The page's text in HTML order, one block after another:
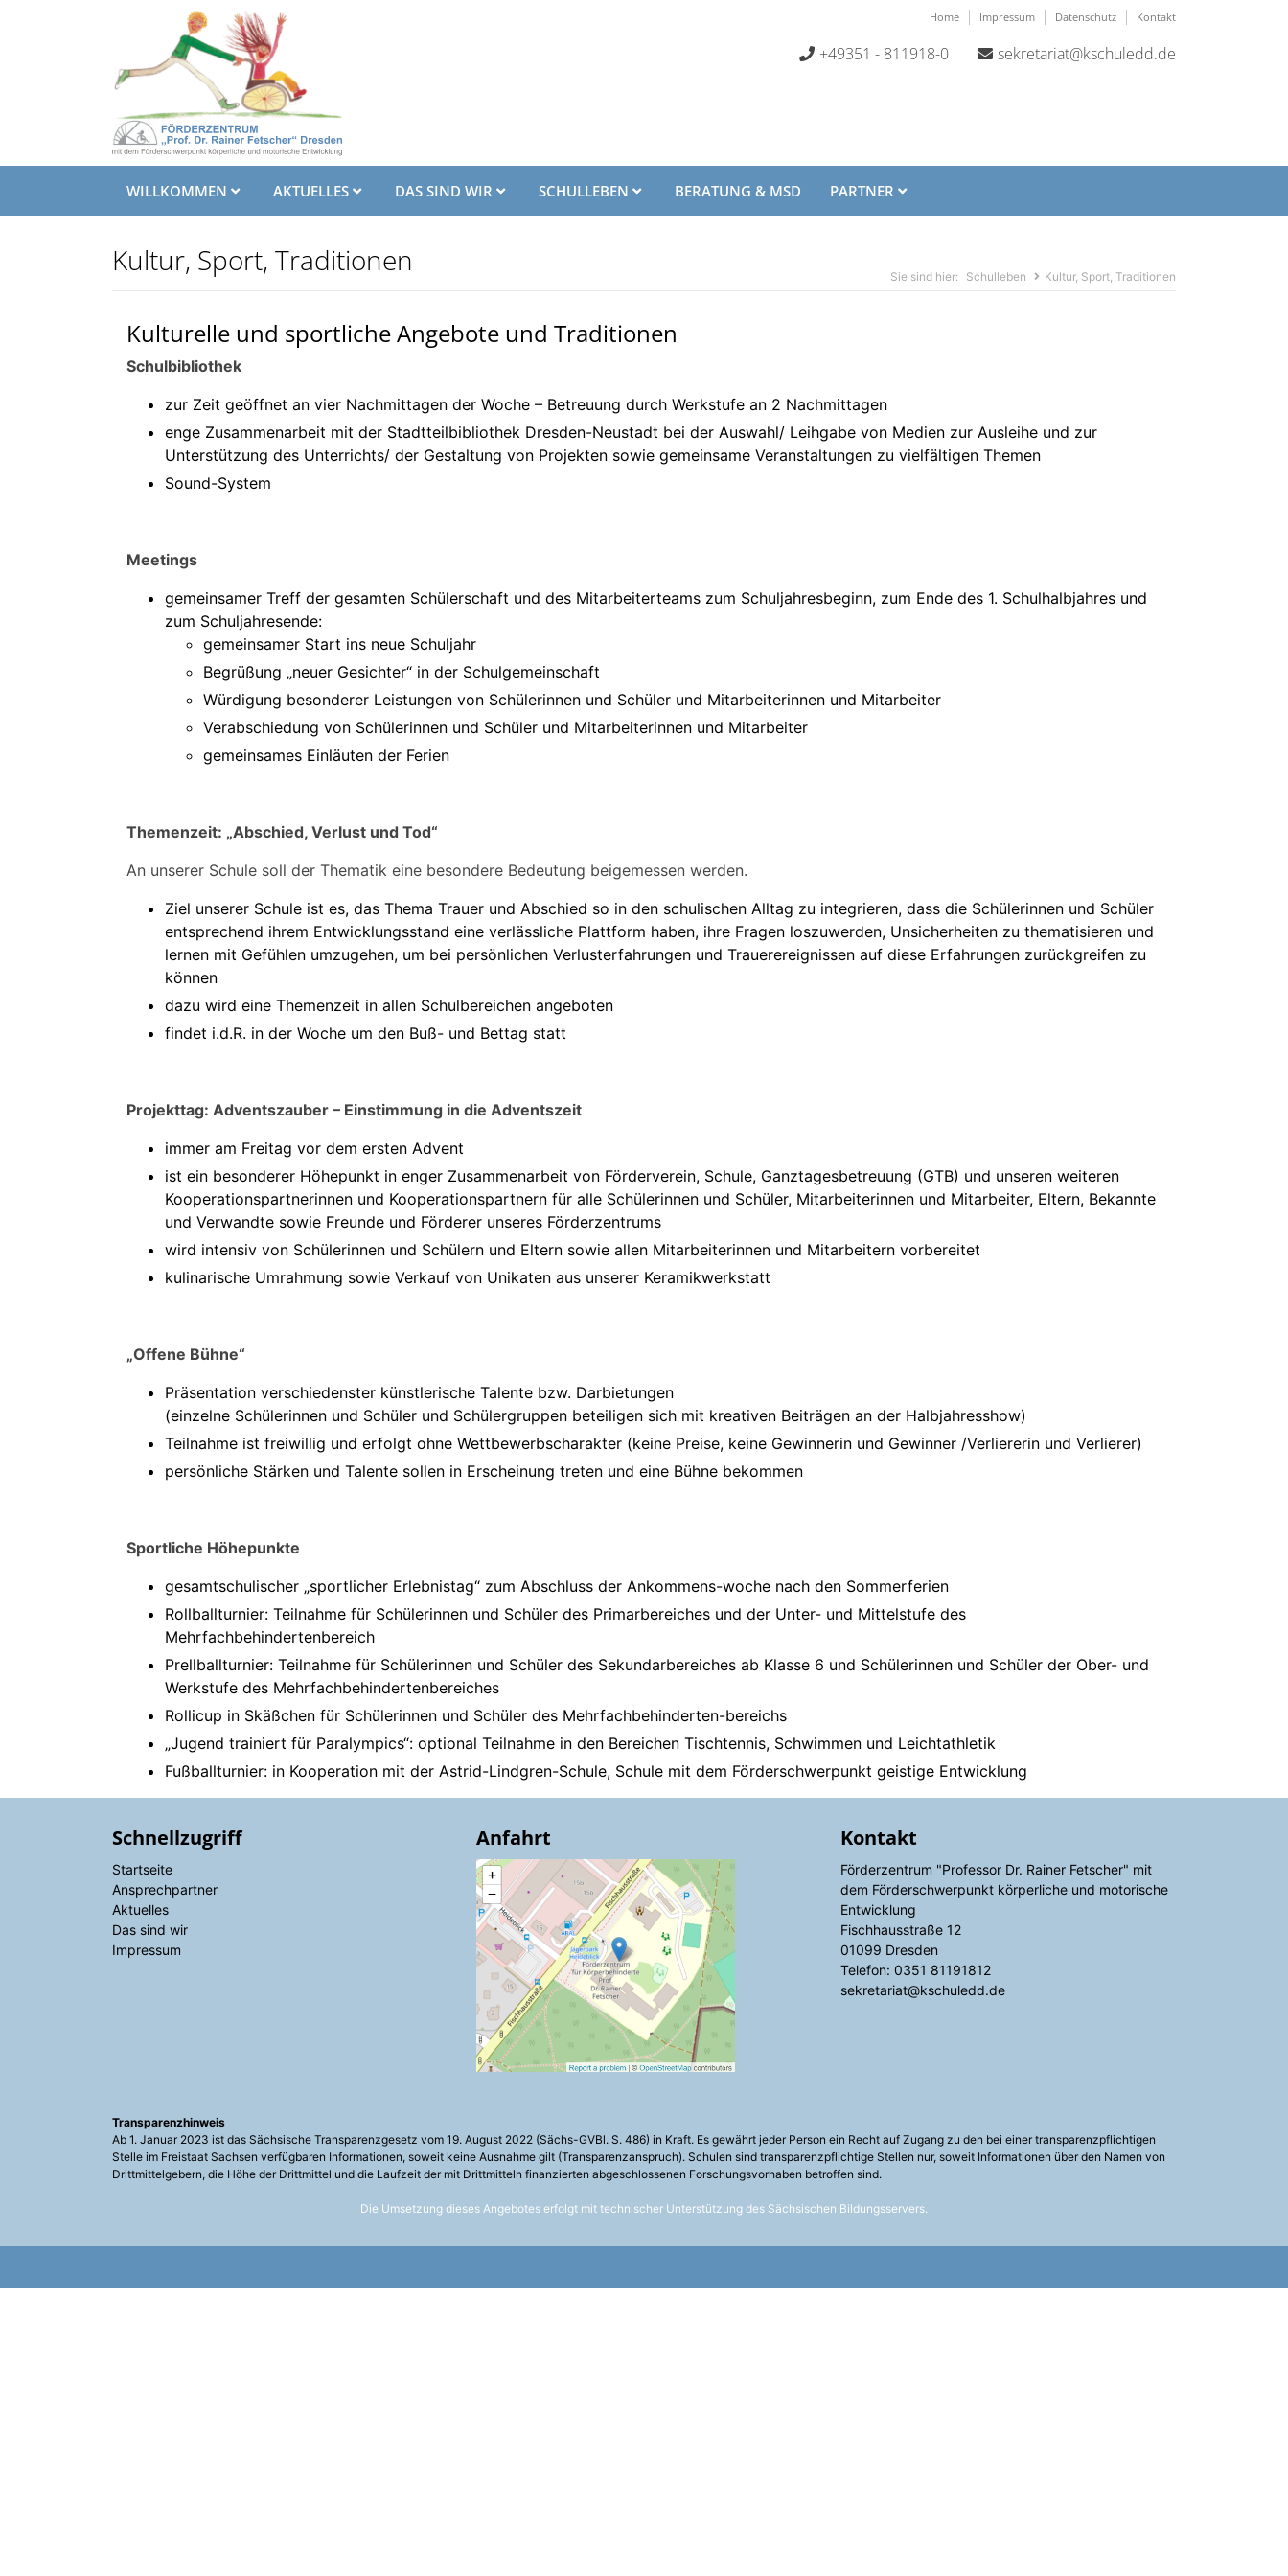
Home Impressum Datenschutz Kontakt
+49351 - 811918-0 sekretariat@kschuledd.de
WILLKOMMEN AKTUELLES DAS SIND WIR SCHULLEBEN BERATUNG & MSD PARTNER
Kultur, Sport, Traditionen Schulleben Kultur, Sport, Traditionen
Kulturelle und sportliche Angebote und Traditionen
Schulbibliothek
zur Zeit geöffnet an vier Nachmittagen der Woche – Betreuung durch Werkstufe an 2 Nachmittagen
enge Zusammenarbeit mit der Stadtteilbibliothek Dresden-Neustadt bei der Auswahl/ Leihgabe von Medien zur Ausleihe und zur
Unterstützung des Unterrichts/ der Gestaltung von Projekten sowie gemeinsame Veranstaltungen zu vielfältigen Themen
Sound-System
Meetings
gemeinsamer Treff der gesamten Schülerschaft und des Mitarbeiterteams zum Schuljahresbeginn, zum Ende des 1. Schulhalbjahres und
zum Schuljahresende:
gemeinsamer Start ins neue Schuljahr
Begrüßung „neuer Gesichter“ in der Schulgemeinschaft
Würdigung besonderer Leistungen von Schülerinnen und Schüler und Mitarbeiterinnen und Mitarbeiter
Verabschiedung von Schülerinnen und Schüler und Mitarbeiterinnen und Mitarbeiter
gemeinsames Einläuten der Ferien
Themenzeit: „Abschied, Verlust und Tod“
An unserer Schule soll der Thematik eine besondere Bedeutung beigemessen werden.
Ziel unserer Schule ist es, das Thema Trauer und Abschied so in den schulischen Alltag zu integrieren, dass die Schülerinnen und Schüler
entsprechend ihrem Entwicklungsstand eine verlässliche Plattform haben, ihre Fragen loszuwerden, Unsicherheiten zu thematisieren und
lernen mit Gefühlen umzugehen, um bei persönlichen Verlusterfahrungen und Trauerereignissen auf diese Erfahrungen zurückgreifen zu
können
dazu wird eine Themenzeit in allen Schulbereichen angeboten
findet i.d.R. in der Woche um den Buß- und Bettag statt
Projekttag: Adventszauber – Einstimmung in die Adventszeit
immer am Freitag vor dem ersten Advent
ist ein besonderer Höhepunkt in enger Zusammenarbeit von Förderverein, Schule, Ganztagesbetreuung (GTB) und unseren weiteren
Kooperationspartnerinnen und Kooperationspartnern für alle Schülerinnen und Schüler, Mitarbeiterinnen und Mitarbeiter, Eltern, Bekannte
und Verwandte sowie Freunde und Förderer unseres Förderzentrums
wird intensiv von Schülerinnen und Schülern und Eltern sowie allen Mitarbeiterinnen und Mitarbeitern vorbereitet
kulinarische Umrahmung sowie Verkauf von Unikaten aus unserer Keramikwerkstatt
„Offene Bühne“
Präsentation verschiedenster künstlerische Talente bzw. Darbietungen
(einzelne Schülerinnen und Schüler und Schülergruppen beteiligen sich mit kreativen Beiträgen an der Halbjahresshow)
Teilnahme ist freiwillig und erfolgt ohne Wettbewerbscharakter (keine Preise, keine Gewinnerin und Gewinner /Verliererin und Verlierer)
persönliche Stärken und Talente sollen in Erscheinung treten und eine Bühne bekommen
Sportliche Höhepunkte
gesamtschulischer „sportlicher Erlebnistag“ zum Abschluss der Ankommens-woche nach den Sommerferien
Rollballturnier: Teilnahme für Schülerinnen und Schüler des Primarbereiches und der Unter- und Mittelstufe des
Mehrfachbehindertenbereich
Prellballturnier: Teilnahme für Schülerinnen und Schüler des Sekundarbereiches ab Klasse 6 und Schülerinnen und Schüler der Ober- und
Werkstufe des Mehrfachbehindertenbereiches
Rollicup in Skäßchen für Schülerinnen und Schüler des Mehrfachbehinderten-bereichs
„Jugend trainiert für Paralympics“: optional Teilnahme in den Bereichen Tischtennis, Schwimmen und Leichtathletik
Fußballturnier: in Kooperation mit der Astrid-Lindgren-Schule, Schule mit dem Förderschwerpunkt geistige Entwicklung
Schnellzugriff
Startseite
Ansprechpartner
Aktuelles
Das sind wir
Impressum
Anfahrt Kontakt
Förderzentrum "Professor Dr. Rainer Fetscher" mit
dem Förderschwerpunkt körperliche und motorische
Entwicklung
Fischhausstraße 12
01099 Dresden
Telefon: 0351 81191812
sekretariat@kschuledd.de
Transparenzhinweis
Ab 1. Januar 2023 ist das Sächsische Transparenzgesetz vom 19. August 2022 (Sächs-GVBl. S. 486) in Kraft. Es gewährt jeder Person ein Recht auf Zugang zu den bei einer transparenzpflichtigen
Stelle im Freistaat Sachsen verfügbaren Informationen, soweit keine Ausnahme gilt (Transparenzanspruch). Schulen sind transparenzpflichtige Stellen nur, soweit Informationen über den Namen von
Drittmittelgebern, die Höhe der Drittmittel und die Laufzeit der mit Drittmitteln finanzierten abgeschlossenen Forschungsvorhaben betroffen sind.
Die Umsetzung dieses Angebotes erfolgt mit technischer Unterstützung des Sächsischen Bildungsservers.